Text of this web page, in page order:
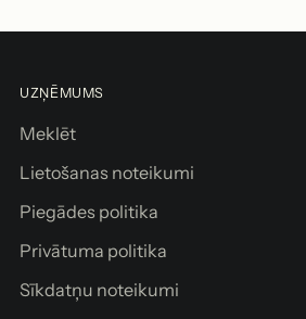
UZŅĒMUMS
Meklēt
Lietošanas noteikumi
Piegādes politika
Privātuma politika
Sīkdatņu noteikumi